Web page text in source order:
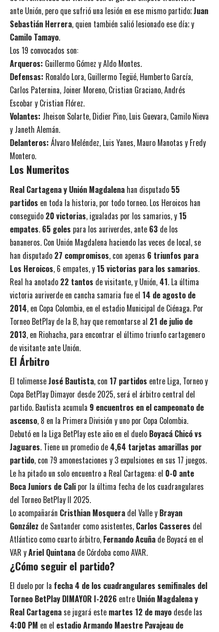
ante Unión, pero que sufrió una lesión en ese mismo partido;Juan
Sebastián Herrera, quien también salió lesionado ese día; y
Camilo Tamayo.
Los 19 convocados son:
Arqueros: Guillermo Gómez y Aldo Montes.
Defensas: Ronaldo Lora, Guillermo Tegüé, Humberto García,
Carlos Paternina, Joiner Moreno, Cristian Graciano, Andrés
Escobar y Cristian Flórez.
Volantes: Jheison Solarte, Didier Pino, Luis Guevara, Camilo Nieva
y Janeth Alemán.
Delanteros: Álvaro Meléndez, Luis Yanes, Mauro Manotas y Fredy
Montero.
Los Numeritos
Real Cartagena y Unión Magdalena han disputado 55
partidos en toda la historia, por todo torneo. Los Heroicos han
conseguido 20 victorias, igualadas por los samarios, y 15
empates. 65 goles para los auriverdes, ante 63 de los
bananeros. Con Unión Magdalena haciendo las veces de local, se
han disputado 27 compromisos, con apenas 6 triunfos para
Los Heroicos, 6 empates, y 15 victorias para los samarios.
Real ha anotado 22 tantos de visitante, y Unión, 41. La última
victoria auriverde en cancha samaria fue el 14 de agosto de
2014, en Copa Colombia, en el estadio Municipal de Ciénaga. Por
Torneo BetPlay de la B, hay que remontarse al 21 de julio de
2013, en Riohacha, para encontrar el último triunfo cartagenero
de visitante ante Unión.
El Árbitro
El tolimenseJosé Bautista, con 17 partidos entre Liga, Torneo y
Copa BetPlay Dimayor desde 2025, será el árbitro central del
partido. Bautista acumula 9 encuentros en el campeonato de
ascenso, 8 en la Primera División y uno por Copa Colombia.
Debutó en la Liga BetPlay este año en el duelo Boyacá Chicó vs
Jaguares. Tiene un promedio de 4,64 tarjetas amarillas por
partido, con 79 amonestaciones y 3 expulsiones en sus 17 juegos.
Le ha pitado un solo encuentro a Real Cartagena: el 0-0 ante
Boca Juniors de Cali por la última fecha de los cuadrangulares
del Torneo BetPlay II 2025.
Lo acompañarán Cristhian Mosquera del Valle y Brayan
González de Santander como asistentes, Carlos Casseres del
Atlántico como cuarto árbitro, Fernando Acuña de Boyacá en el
VAR yAriel Quintana de Córdoba como AVAR.
¿Cómo seguir el partido?
El duelo por la fecha 4 de los cuadrangulares semifinales del
Torneo BetPlay DIMAYOR I-2026 entre Unión Magdalena y
Real Cartagenase jugará este martes 12 de mayo desde las
4:00 PM en el estadio Armando Maestre Pavajeau de